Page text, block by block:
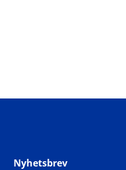
Nyhetsbrev